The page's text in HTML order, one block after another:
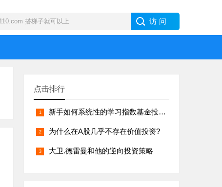
点击排行
新手如何系统性的学习指数基金投资？
为什么在A股几乎不存在价值投资?
大卫.德雷曼和他的逆向投资策略